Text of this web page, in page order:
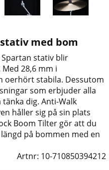
med bom
Spartan stativ blir
28,6 mm i
oerhört stabila. Dessutom
som erbjuder alla
dig. Anti-Walk
håller sig på sin plats
Boom Tilter gör att du
på bommen med en
Artnr: 10-710850394212